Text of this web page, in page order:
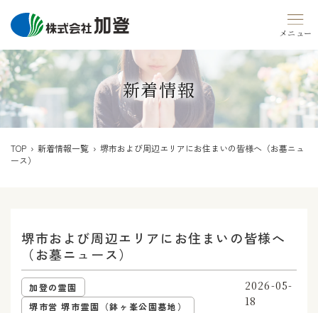
to
新着情報
TOP › 新着情報一覧 › 堺市および周辺エリアにお住まいの皆様へ（お墓ニュ
ース）
堺市および周辺エリアにお住まいの皆様へ
（お墓ニュース）
加登の霊園
堺市営 堺市霊園（鉢ヶ峯公園墓地）
2026-05-
18